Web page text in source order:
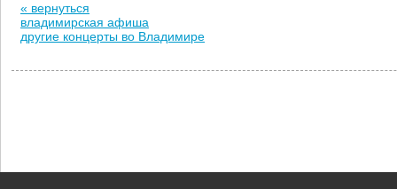
« вернуться
владимирская афиша
другие концерты во Владимире